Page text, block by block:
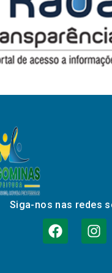
Siga-nos nas redes